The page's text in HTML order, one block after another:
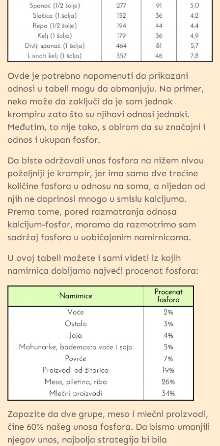
Ovde je potrebno napomenuti da prikazani
odnosi u tabeli mogu da obmanjuju. Na primer,
neko može da zaključi da je som jednak
krompiru zato što su njihovi odnosi jednaki.
Međutim, to nije tako, s obirom da su značajni i
odnos i ukupan fosfor.
Da biste održavali unos fosfora na nižem nivou
poželjniji je krompir, jer ima samo dve trećine
količine fosfora u odnosu na soma, a nijedan od
njih ne doprinosi mnogo u smislu kalcijuma.
Prema tome, pored razmatranja odnosa
kalcijum-fosfor, moramo da razmotrimo sam
sadržaj fosfora u uobičajenim namirnicama.
U ovoj tabeli možete i sami videti iz kojih
namirnica dobijamo najveći procenat fosfora:
Zapazite da dve grupe, meso i mlečni proizvodi,
čine 60% našeg unosa fosfora. Da bismo umanjili
njegov unos, najbolja strategija bi bila